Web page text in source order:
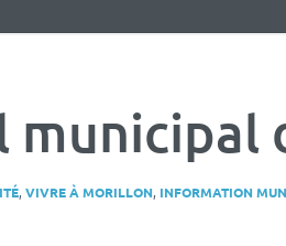
municipal
, VIVRE À MORILLON, INFORMATION